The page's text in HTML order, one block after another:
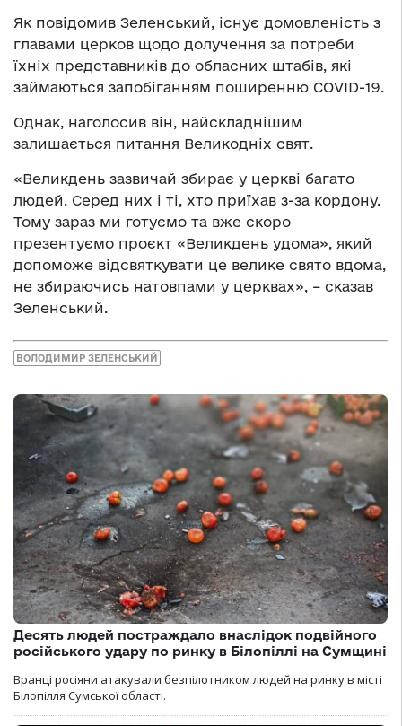
Як повідомив Зеленський, існує домовленість з
главами церков щодо долучення за потреби
їхніх представників до обласних штабів, які
займаються запобіганням поширенню COVID-19.
Однак, наголосив він, найскладнішим
залишається питання Великодніх свят.
«Великдень зазвичай збирає у церкві багато
людей. Серед них і ті, хто приїхав з-за кордону.
Тому зараз ми готуємо та вже скоро
презентуємо проєкт «Великдень удома», який
допоможе відсвяткувати це велике свято вдома,
не збираючись натовпами у церквах», – сказав
Зеленський.
ВОЛОДИМИР ЗЕЛЕНСЬКИЙ
Десять людей постраждало внаслідок подвійного
російського удару по ринку в Білопіллі на Сумщині
Вранці росіяни атакували безпілотником людей на ринку в місті
Білопілля Сумської області.